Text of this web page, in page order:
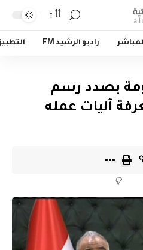
أأ
راديو الرشيد FM
بصدد رسم
آليات عمله